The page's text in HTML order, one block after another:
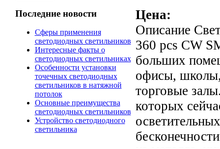
Последние новости
Сферы применения
светодиодных светильников
Интересные факты о
светодиодных светильниках
Особенности установки
точечных светодиодных
светильников в натяжной
потолок
Основные преимущества
светодиодных светильников
Устройство светодиодного
светильника
Цена:
Описание
360 pcs CW
больших
офисы,
торговые
которых